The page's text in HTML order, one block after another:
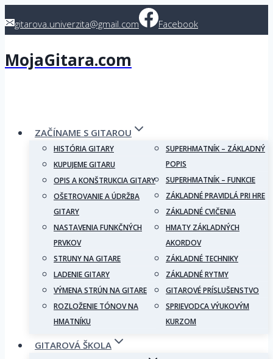
togitarova.univerzita@gmail.com Facebook
MojaGitara.com
ZAČÍNAME S GITAROU
HISTÓRIA GITARY
KUPUJEME GITARU
OPIS A KONŠTRUKCIA GITARY
OŠETROVANIE A ÚDRŽBA
GITARY
NASTAVENIA FUNKČNÝCH
PRVKOV
STRUNY NA GITARE
LADENIE GITARY
VÝMENA STRÚN NA GITARE
ROZLOŽENIE TÓNOV NA
HMATNÍKU
SUPERHMATNÍK – ZÁKLADNÝ
POPIS
SUPERHMATNÍK – FUNKCIE
ZÁKLADNÉ PRAVIDLÁ PRI HRE
ZÁKLADNÉ CVIČENIA
HMATY ZÁKLADNÝCH
AKORDOV
ZÁKLADNÉ TECHNIKY
ZÁKLADNÉ RYTMY
GITAROVÉ PRÍSLUŠENSTVO
SPRIEVODCA VÝUKOVÝM
KURZOM
GITAROVÁ ŠKOLA